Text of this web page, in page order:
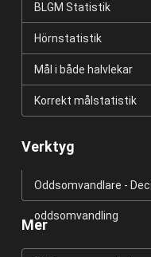
BLGM Statistik
Hörnstatistik
Mål i både halvlekar
Korrekt målstatistik
Verktyg
Oddsomvandlare -
oddsomvandling
Mer